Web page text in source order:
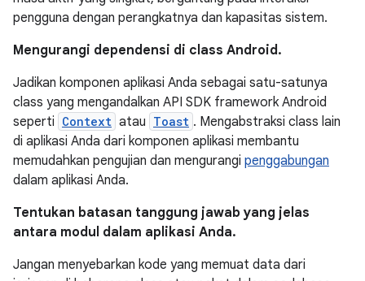
pengguna dengan perangkatnya dan kapasitas sistem.
Mengurangi dependensi di class Android.
Jadikan komponen aplikasi Anda sebagai satu-satunya
class yang mengandalkan API SDK framework Android
seperti Context atau Toast . Mengabstraksi class lain
di aplikasi Anda dari komponen aplikasi membantu
memudahkan pengujian dan mengurangi penggabungan
dalam aplikasi Anda.
Tentukan batasan tanggung jawab yang jelas
antara modul dalam aplikasi Anda.
Jangan menyebarkan kode yang memuat data dari